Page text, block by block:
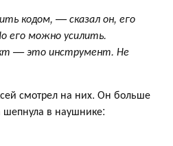
кодом, — сказал он, его
его можно усилить.
— это инструмент. Не
смотрел на них. Он больше
в наушнике: